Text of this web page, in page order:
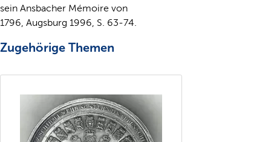
sein Ansbacher Mémoire von
1796, Augsburg 1996, S. 63-74.
Zugehörige Themen